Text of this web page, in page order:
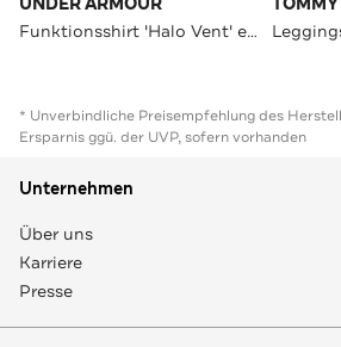
Funktionsshirt 'Halo Vent' ecru
* Unverbindliche Preisempfehlung des
Ersparnis ggü. der UVP, sofern vorhanden
Unternehmen
Über uns
Karriere
Presse